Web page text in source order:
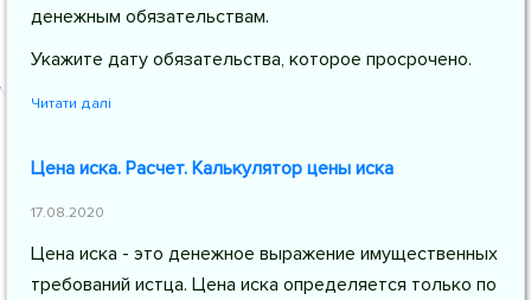
денежным обязательствам.
Укажите дату обязательства, которое просрочено.
Читати далі
Цена иска. Расчет. Калькулятор цены иска
17.08.2020
Цена иска - это денежное выражение имущественных
требований истца. Цена иска определяется только по